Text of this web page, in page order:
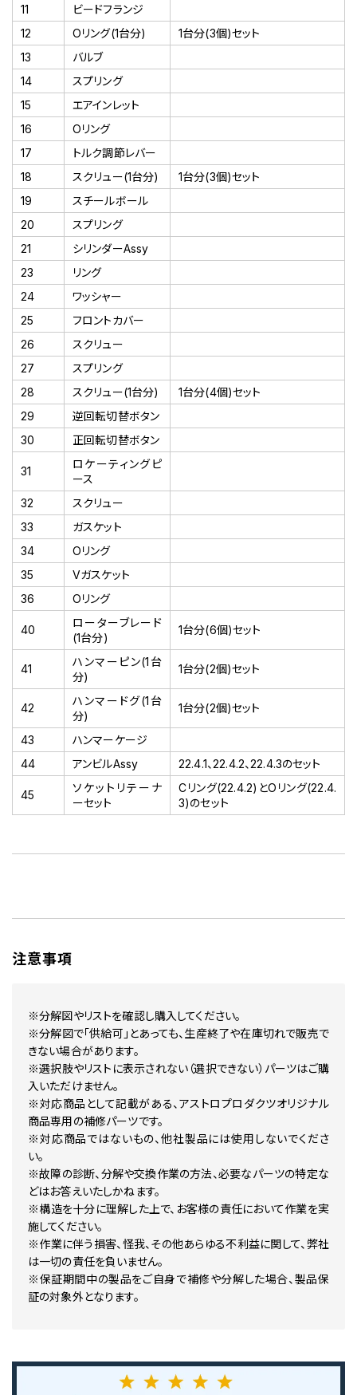
11
ビードフランジ
12
Oリング(1台分)
1台分(3個)セット
13
バルブ
14
スプリング
15
エアインレット
16
Oリング
17
トルク調節レバー
18
スクリュー(1台分)
1台分(3個)セット
19
スチールボール
20
スプリング
21
シリンダーAssy
23
リング
24
ワッシャー
25
フロントカバー
26
スクリュー
27
スプリング
28
スクリュー(1台分)
1台分(4個)セット
29
逆回転切替ボタン
30
正回転切替ボタン
31
ロケーティングピ
ース
32
スクリュー
33
ガスケット
34
Oリング
35
Vガスケット
36
Oリング
40
ローターブレード
(1台分)
1台分(6個)セット
41
ハンマーピン(1台
分)
1台分(2個)セット
42
ハンマードグ(1台
分)
1台分(2個)セット
43
ハンマーケージ
44
アンビルAssy 22.4.1、22.4.2、22.4.3のセット
45
ソケットリテーナ
ーセット
Cリング(22.4.2)とOリング(22.4.
3)のセット
注意事項
※分解図やリストを確認し購入してください。
※分解図で「供給可」とあっても、生産終了や在庫切れで販売で
きない場合があります。
※選択肢やリストに表示されない（選択できない）パーツはご購
入いただけません。
※対応商品として記載がある、アストロプロダクツオリジナル
商品専用の補修パーツです。
※対応商品ではないもの、他社製品には使用しないでくださ
い。
※故障の診断、分解や交換作業の方法、必要なパーツの特定な
どはお答えいたしかねます。
※構造を十分に理解した上で、お客様の責任において作業を実
施してください。
※作業に伴う損害、怪我、その他あらゆる不利益に関して、弊社
は一切の責任を負いません。
※保証期間中の製品をご自身で補修や分解した場合、製品保
証の対象外となります。